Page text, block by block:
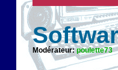
Modérateur:poulette73